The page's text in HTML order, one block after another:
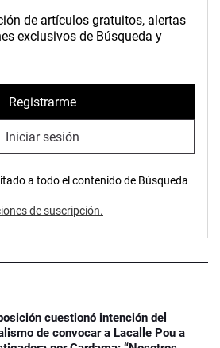
de artículos gratuitos, alertas
exclusivos de Búsqueda y
Registrarme
Iniciar sesión
a todo el contenido de Búsqueda
de suscripción.
cuestionó intención del
de convocar a Lacalle Pou a